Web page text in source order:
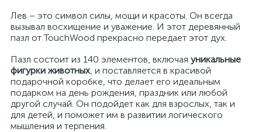
Лев – это символ силы, мощи и красоты. Он всегда
вызывал восхищение и уважение. И этот деревянный
пазл от TouchWood прекрасно передает этот дух.
Пазл состоит из 140 элементов, включая уникальные
фигурки животных, и поставляется в красивой
подарочной коробке, что делает его идеальным
подарком на день рождения, праздник или любой
другой случай. Он подойдет как для взрослых, так и
для детей, и поможет им в развитии логического
мышления и терпения.